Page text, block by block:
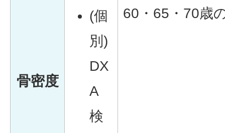
骨密度
(個
別)
DX
A
検
60・65・70歳